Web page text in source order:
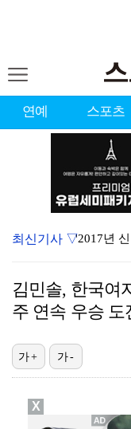
연예 스포츠
'2017년
[ST포토]
최신기사 ▽
김민솔, 한국여
주 연속 우승 도
가+ 가-
X